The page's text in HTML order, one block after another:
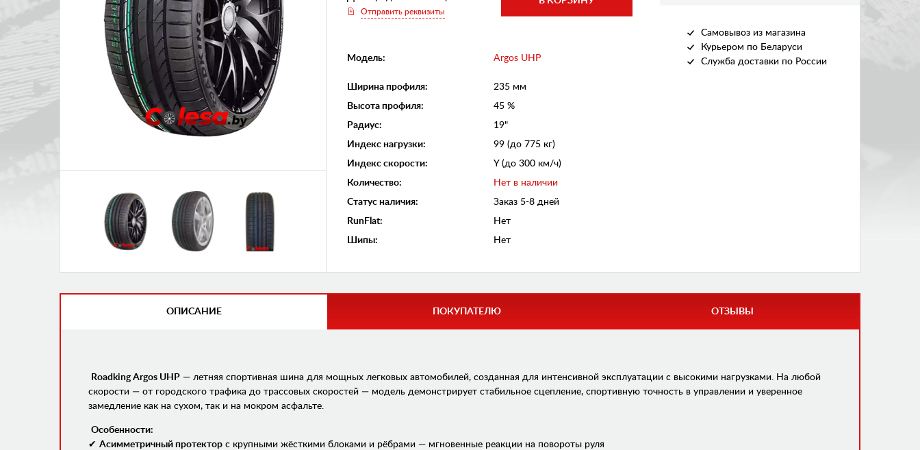
Отправить реквизиты
Модель: Argos UHP
Ширина профиля:
235 мм
Высота профиля:
45 %
Радиус:
19"
Индекс нагрузки:
99 (до 775 кг)
Индекс скорости:
Y (до 300 км/ч)
Количество:
Нет в наличии
Статус наличия:
Заказ 5-8 дней
RunFlat:
Нет
Шипы: Нет
Самовывоз из магазина
Курьером по Беларуси
Служба доставки по России
ОПИСАНИЕ ПОКУПАТЕЛЮ ОТЗЫВЫ
Roadking Argos UHP — летняя спортивная шина для мощных легковых автомобилей, созданная для интенсивной эксплуатации с высокими нагрузками. На любой
скорости — от городского трафика до трассовых скоростей — модель демонстрирует стабильное сцепление, спортивную точность в управлении и уверенное
замедление как на сухом, так и на мокром асфальте.
Особенности:
✔ Асимметричный протектор с крупными жёсткими блоками и рёбрами — мгновенные реакции на повороты руля